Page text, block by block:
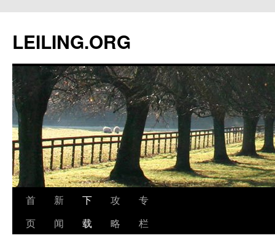
文
LEILING.ORG
首
页
新
闻
下
载
攻
略
专
栏